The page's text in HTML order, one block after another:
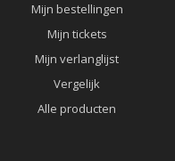
Mijn bestellingen
Mijn tickets
Mijn verlanglijst
Vergelijk
Alle producten